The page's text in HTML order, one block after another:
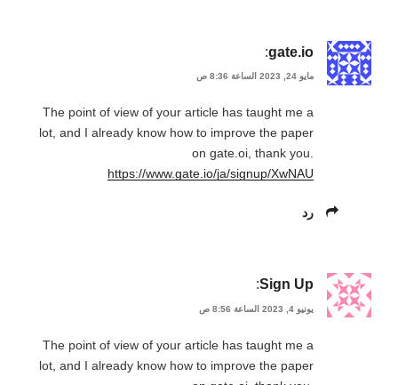
gate.io
:
مايو 24, 2023 الساعة 8:36 ص
The point of view of your article has taught me a
lot, and I already know how to improve the paper
on gate.oi, thank you.
https://www.gate.io/ja/signup/XwNAU
رد
Sign Up
:
يونيو 4, 2023 الساعة 8:56 ص
The point of view of your article has taught me a
lot, and I already know how to improve the paper